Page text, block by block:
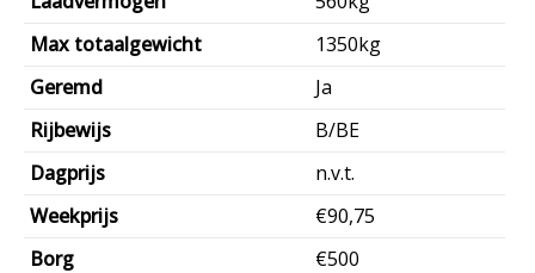
Max totaalgewicht
1350kg
Geremd
Ja
Rijbewijs
B/BE
Dagprijs
n.v.t.
Weekprijs
€90,75
Borg
€500